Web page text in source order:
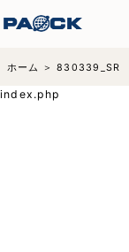
ホーム 830339_SR
index.php